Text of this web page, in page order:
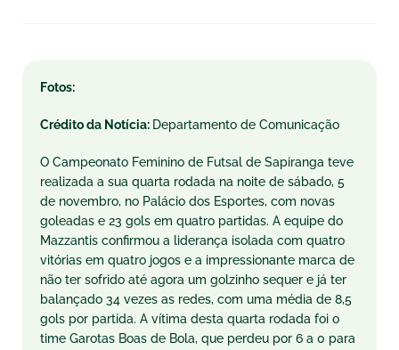
Fotos:
Crédito da Notícia: Departamento de Comunicação
O Campeonato Feminino de Futsal de Sapiranga teve
realizada a sua quarta rodada na noite de sábado, 5
de novembro, no Palácio dos Esportes, com novas
goleadas e 23 gols em quatro partidas. A equipe do
Mazzantis confirmou a liderança isolada com quatro
vitórias em quatro jogos e a impressionante marca de
não ter sofrido até agora um golzinho sequer e já ter
balançado 34 vezes as redes, com uma média de 8,5
gols por partida. A vítima desta quarta rodada foi o
time Garotas Boas de Bola, que perdeu por 6 a 0 para